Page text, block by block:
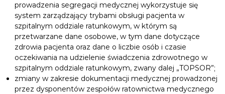
prowadzenia segregacji medycznej wykorzystuje się
system zarządzający trybami obsługi pacjenta w
szpitalnym oddziale ratunkowym, w którym są
przetwarzane dane osobowe, w tym dane dotyczące
zdrowia pacjenta oraz dane o liczbie osób i czasie
oczekiwania na udzielenie świadczenia zdrowotnego w
szpitalnym oddziale ratunkowym, zwany dalej „TOPSOR”;
zmiany w zakresie dokumentacji medycznej prowadzonej
przez dysponentów zespołów ratownictwa medycznego